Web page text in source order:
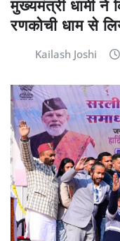
रणकोची धाम से
Kailash Joshi